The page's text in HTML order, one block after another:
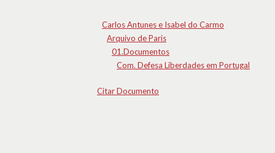
Carlos Antunes e Isabel do Carmo
Arquivo de Paris
01.Documentos
Com. Defesa Liberdades em Portugal
Citar Documento